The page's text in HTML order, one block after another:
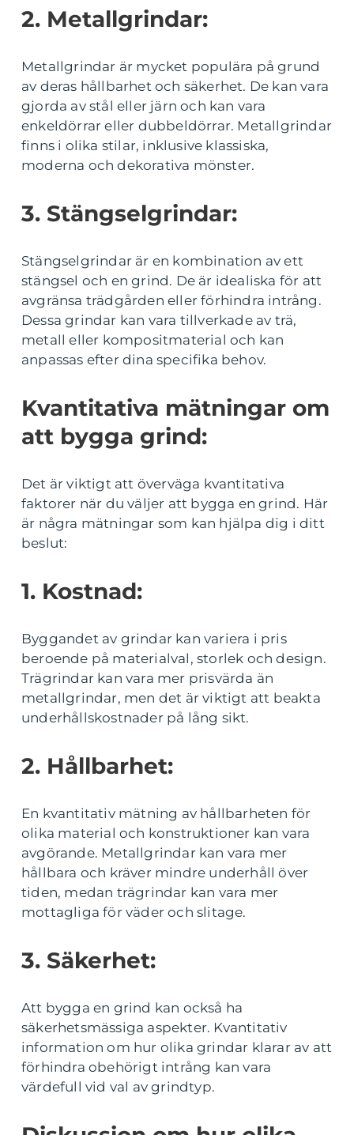
2. Metallgrindar:
Metallgrindar är mycket populära på grund
av deras hållbarhet och säkerhet. De kan vara
gjorda av stål eller järn och kan vara
enkeldörrar eller dubbeldörrar. Metallgrindar
finns i olika stilar, inklusive klassiska,
moderna och dekorativa mönster.
3. Stängselgrindar:
Stängselgrindar är en kombination av ett
stängsel och en grind. De är idealiska för att
avgränsa trädgården eller förhindra intrång.
Dessa grindar kan vara tillverkade av trä,
metall eller kompositmaterial och kan
anpassas efter dina specifika behov.
Kvantitativa mätningar om
att bygga grind:
Det är viktigt att överväga kvantitativa
faktorer när du väljer att bygga en grind. Här
är några mätningar som kan hjälpa dig i ditt
beslut:
1. Kostnad:
Byggandet av grindar kan variera i pris
beroende på materialval, storlek och design.
Trägrindar kan vara mer prisvärda än
metallgrindar, men det är viktigt att beakta
underhållskostnader på lång sikt.
2. Hållbarhet:
En kvantitativ mätning av hållbarheten för
olika material och konstruktioner kan vara
avgörande. Metallgrindar kan vara mer
hållbara och kräver mindre underhåll över
tiden, medan trägrindar kan vara mer
mottagliga för väder och slitage.
3. Säkerhet:
Att bygga en grind kan också ha
säkerhetsmässiga aspekter. Kvantitativ
information om hur olika grindar klarar av att
förhindra obehörigt intrång kan vara
värdefull vid val av grindtyp.